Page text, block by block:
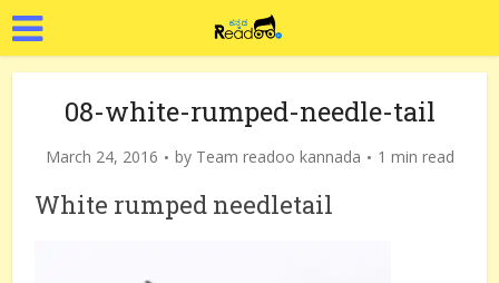
08-white-rumped-needle-tail
March 24, 2016 by Team readoo kannada 1 min read
White rumped needletail